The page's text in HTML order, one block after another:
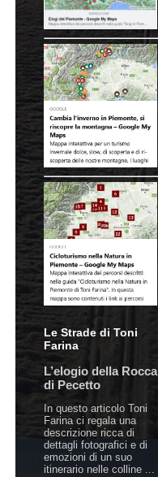
Le Strade di Toni
Farina
L’elogio della Rocca
di Pecetto
In questo articolo Toni
Farina ci regala una
descrizione ricca di
dettagli fotografici e di
emozioni di un suo
itinerario nelle colline ...